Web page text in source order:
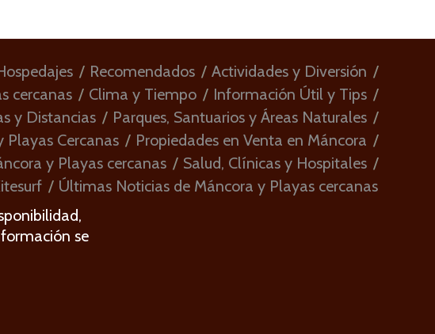
Recomendados
Actividades y Diversión
cercanas
Clima y Tiempo
Información Útil y Tips
y Distancias
Parques, Santuarios y Áreas Naturales
Cercanas
Propiedades en Venta en Máncora
y Playas cercanas
Salud, Clínicas y Hospitales
Últimas Noticias de Máncora y Playas cercanas
se